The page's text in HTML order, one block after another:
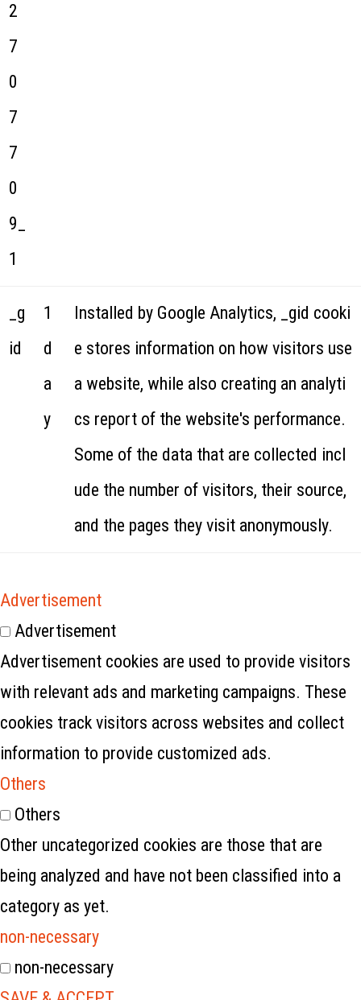
2
7
0
7
7
0
9_
1
_g
id
1
d
a
y
Installed by Google Analytics, _gid cooki
e stores information on how visitors use
a website, while also creating an analyti
cs report of the website's performance.
Some of the data that are collected incl
ude the number of visitors, their source,
and the pages they visit anonymously.
Advertisement
Advertisement
Advertisement cookies are used to provide visitors
with relevant ads and marketing campaigns. These
cookies track visitors across websites and collect
information to provide customized ads.
Others
Others
Other uncategorized cookies are those that are
being analyzed and have not been classified into a
category as yet.
non-necessary
non-necessary